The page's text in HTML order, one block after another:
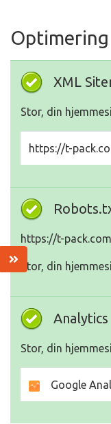
Optimering
XML
Stor, din
https://t-
https://t-
Stor, din
Analytics
Stor, din
Google